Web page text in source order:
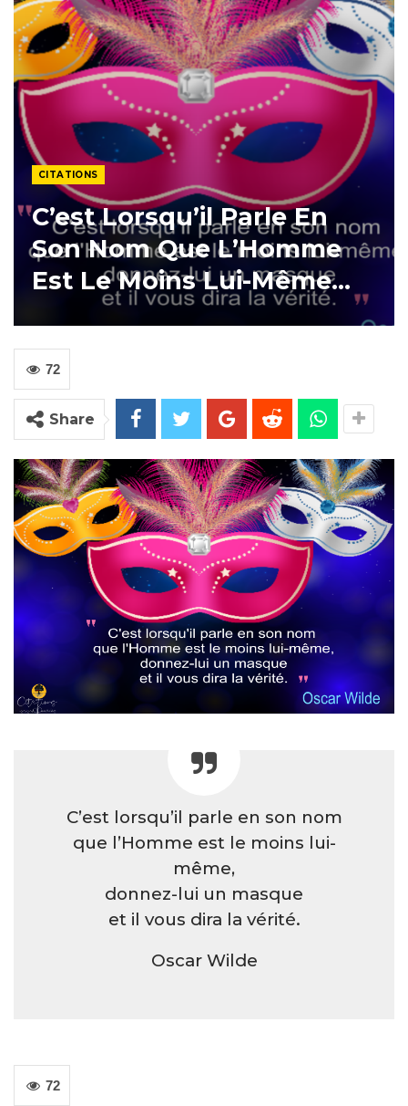
CITATIONS
C’est Lorsqu’il Parle En
Son Nom Que L’Homme
Est Le Moins Lui-Même…
72
Share
C’est lorsqu’il parle en son nom
que l’Homme est le moins lui-
même,
donnez-lui un masque
et il vous dira la vérité.
Oscar Wilde
72